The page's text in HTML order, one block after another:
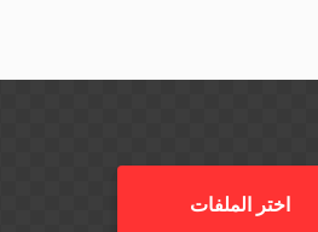
اختر الملفات